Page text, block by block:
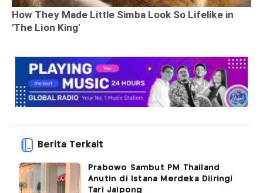
Berita Terkait
Prabowo Sambut PM Thailand
Anutin di Istana Merdeka Diiringi
Tari Jaipong